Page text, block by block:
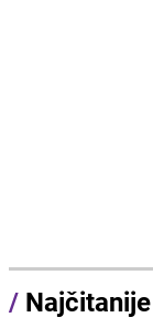
/ Najčitanije